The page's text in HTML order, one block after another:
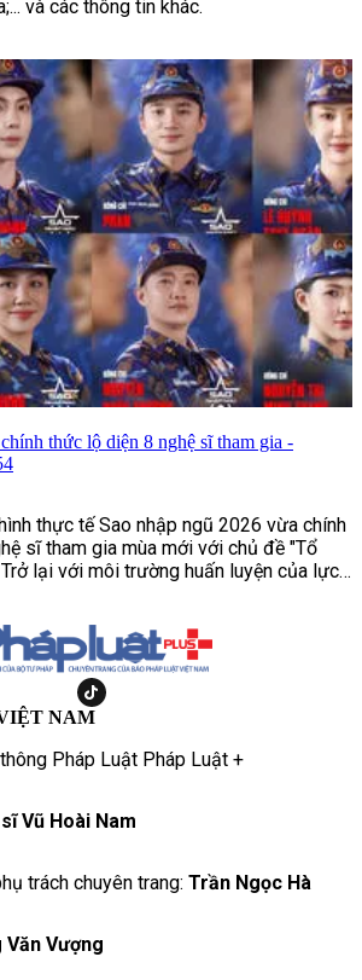
và các thông tin khác.
thức lộ diện 8 nghệ sĩ tham gia -
thực tế Sao nhập ngũ 2026 vừa chính
sĩ tham gia mùa mới với chủ đề "Tổ
lại với môi trường huấn luyện của lực
hơn, chân thực hơn, tái hiện cuộc
luyện của những người lính nơi đầu sóng
NAM
Pháp Luật Pháp Luật +
Vũ Hoài Nam
trách chuyên trang: Trần Ngọc Hà
Văn Vượng